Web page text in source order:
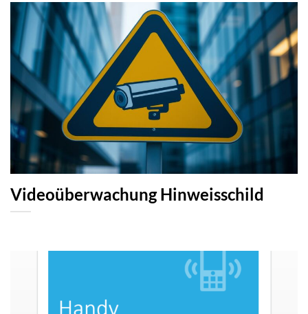
Videoüberwachung Hinweisschild